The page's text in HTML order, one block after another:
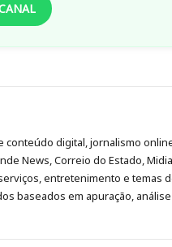
digital, jornalismo
News, Correio do Estado,
entretenimento e temas
baseados em apuração,